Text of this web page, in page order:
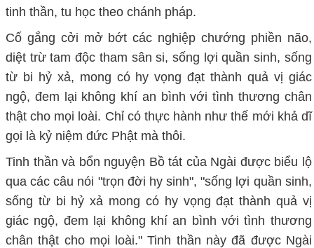
tinh thần, tu học theo chánh pháp.
Cố gắng cởi mở bớt các nghiệp chướng phiền não,
diệt trừ tam độc tham sân si, sống lợi quần sinh, sống
từ bi hỷ xả, mong có hy vọng đạt thành quả vị giác
ngộ, đem lại không khí an bình với tình thương chân
thật cho mọi loài. Chỉ có thực hành như thế mới khả dĩ
gọi là kỷ niệm đức Phật mà thôi.
Tinh thần và bổn nguyện Bồ tát của Ngài được biểu lộ
qua các câu nói "trọn đời hy sinh", "sống lợi quần sinh,
sống từ bi hỷ xả mong có hy vọng đạt thành quả vị
giác ngộ, đem lại không khí an bình với tình thương
chân thật cho mọi loài." Tinh thần này đã được Ngài